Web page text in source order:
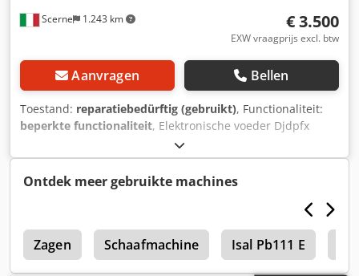
Transportafmetingen (mm): 4100 x 1500 x 2100 (h)
Machinegewicht: 1400 kg Gewicht schakelkast: 250 kg
Scerne 1.243 km € 3.500
EXW vraagprijs excl. btw
Aanvragen Bellen
Toestand: reparatiebedürftig (gebruikt), Functionaliteit:
beperkte functionaliteit, Elektronische voeder Djdpfx
Ontdek meer gebruikte machines
Zagen Schaafmachine Isal Pb111 E